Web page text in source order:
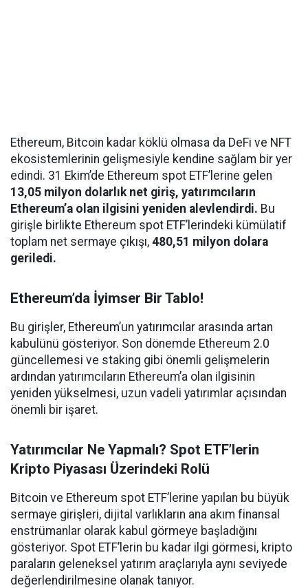
Ethereum, Bitcoin kadar köklü olmasa da DeFi ve NFT
ekosistemlerinin gelişmesiyle kendine sağlam bir yer
edindi. 31 Ekim’de Ethereum spot ETF’lerine gelen
13,05 milyon dolarlık net giriş, yatırımcıların
Ethereum’a olan ilgisini yeniden alevlendirdi. Bu
girişle birlikte Ethereum spot ETF’lerindeki kümülatif
toplam net sermaye çıkışı, 480,51 milyon dolara
geriledi.
Ethereum’da İyimser Bir Tablo!
Bu girişler, Ethereum’un yatırımcılar arasında artan
kabulünü gösteriyor. Son dönemde Ethereum 2.0
güncellemesi ve staking gibi önemli gelişmelerin
ardından yatırımcıların Ethereum’a olan ilgisinin
yeniden yükselmesi, uzun vadeli yatırımlar açısından
önemli bir işaret.
Yatırımcılar Ne Yapmalı? Spot ETF’lerin
Kripto Piyasası Üzerindeki Rolü
Bitcoin ve Ethereum spot ETF’lerine yapılan bu büyük
sermaye girişleri, dijital varlıkların ana akım finansal
enstrümanlar olarak kabul görmeye başladığını
gösteriyor. Spot ETF’lerin bu kadar ilgi görmesi, kripto
paraların geleneksel yatırım araçlarıyla aynı seviyede
değerlendirilmesine olanak tanıyor.